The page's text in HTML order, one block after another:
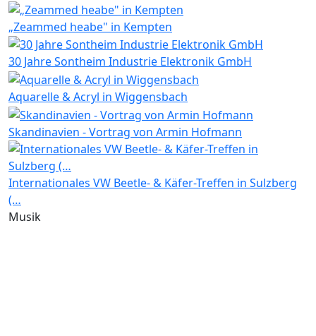
„Zeammed heabe" in Kempten
30 Jahre Sontheim Industrie Elektronik GmbH
Aquarelle & Acryl in Wiggensbach
Skandinavien - Vortrag von Armin Hofmann
Internationales VW Beetle- & Käfer-Treffen in Sulzberg
(…
Musik